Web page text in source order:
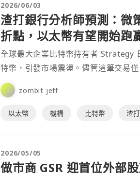
2026/06/03
渣打銀行分析師預測：微
折點，以太幣有望開始跑
全球最大企業比特幣持有者 Strategy
特幣，引發市場震盪。儘管這筆交易
幣持倉的極小部分，但 Standard⋯
zombit jeff
以太幣 機構 比特幣 渣
2026/05/05
做市商 GSR 迎首位外部